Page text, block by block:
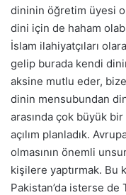
dininin öğretim üyesi
dini için de haham
İslam ilahiyatçıları
gelip burada kendi
aksine mutlu eder,
dinin mensubundan
arasında çok büyük
açılım planladık.
olmasının önemli
kişilere yaptırmak. Bu
Pakistan’da isterse de